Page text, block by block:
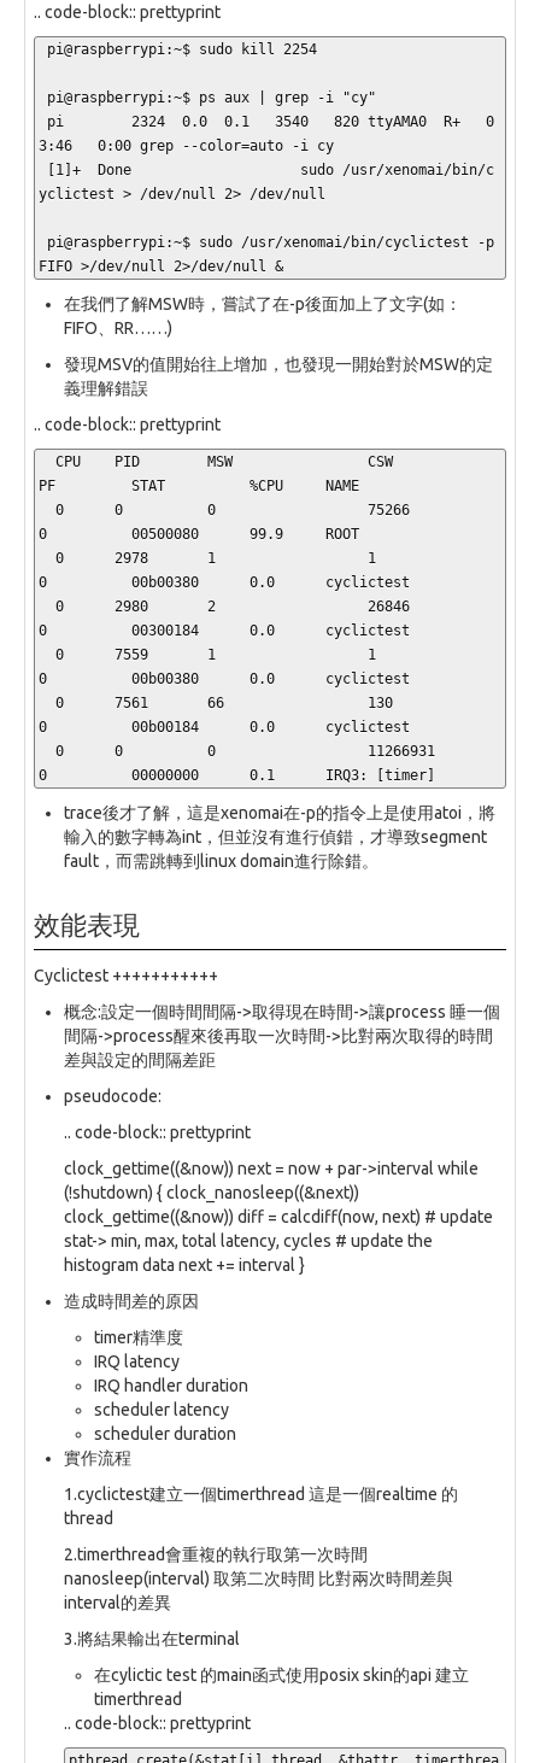
.. code-block:: prettyprint
3:46   0:00 grep --color=auto -i cy
yclictest > /dev/null 2> /dev/null
FIFO >/dev/null 2>/dev/null &
在我們了解MSW時，嘗試了在-p後面加上了文字(如：
FIFO、RR……)
發現MSV的值開始往上增加，也發現一開始對於MSW的定
義理解錯誤
.. code-block:: prettyprint
PF         STAT          %CPU     NAME
0          00500080      99.9     ROOT
0          00b00380      0.0      cyclictest
0          00300184      0.0      cyclictest
0          00b00380      0.0      cyclictest
0          00b00184      0.0      cyclictest
0          00000000      0.1      IRQ3: [timer]
trace後才了解，這是xenomai在-p的指令上是使用atoi，將
輸入的數字轉為int，但並沒有進行偵錯，才導致segment
fault，而需跳轉到linux domain進行除錯。
效能表現
Cyclictest +++++++++++
概念:設定一個時間間隔->取得現在時間->讓process 睡一個
間隔->process醒來後再取一次時間->比對兩次取得的時間
差與設定的間隔差距
pseudocode:
.. code-block:: prettyprint
clock_gettime((&now)) next = now + par->interval while
(!shutdown) { clock_nanosleep((&next))
clock_gettime((&now)) diff = calcdiff(now, next) # update
stat-> min, max, total latency, cycles # update the
histogram data next += interval }
造成時間差的原因
timer精準度
IRQ latency
IRQ handler duration
scheduler latency
scheduler duration
實作流程
1.cyclictest建立一個timerthread 這是一個realtime 的
thread
2.timerthread會重複的執行取第一次時間
nanosleep(interval) 取第二次時間 比對兩次時間差與
interval的差異
3.將結果輸出在terminal
在cylictic test 的main函式使用posix skin的api 建立
timerthread
.. code-block:: prettyprint